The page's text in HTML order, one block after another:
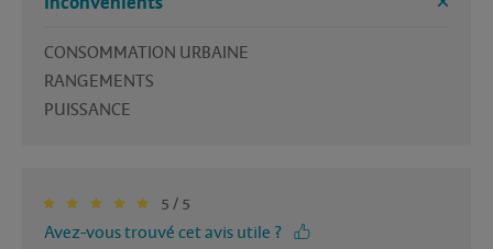
CONSOMMATION URBAINE
RANGEMENTS
PUISSANCE
5 / 5
Avez-vous trouvé cet avis utile ?